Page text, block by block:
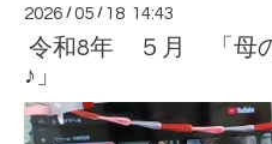
2026 /05 / 18 14:43
令和8年 ５月 「母の
♪」